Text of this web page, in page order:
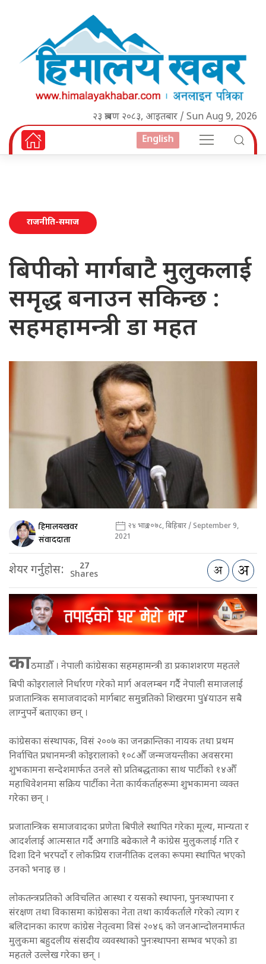
२३ श्रावण २०८३, आइतबार / Sun Aug 9, 2026
English
राजनीति-समाज
बिपीको मार्गबाटै मुलुकलाई
समृद्ध बनाउन सकिन्छ :
सहमहामन्त्री डा महत
हिमालयखवर
संवाददाता
२४ भाद्र २०७८, बिहिबार / September 9,
2021
शेयर गर्नुहोस: 27
Shares
काठमाडौँ । नेपाली कांग्रेसका सहमहामन्त्री डा प्रकाशशरण महतले
बिपी कोइरालाले निर्धारण गरेको मार्ग अवलम्बन गर्दैै नेपाली समाजलाई
प्रजातान्त्रिक समाजवादको मार्गबाट समुन्नतिको शिखरमा पु¥याउन सबै
लाग्नुपर्ने बताएका छन् ।
कांग्रेसका संस्थापक, विसं २००७ का जनक्रान्तिका नायक तथा प्रथम
निर्वाचित प्रधानमन्त्री कोइरालाको १०८औँ जन्मजयन्तीका अवसरमा
शुभकामना सन्देशमार्फत उनले सो प्रतिबद्धताका साथ पार्टीको १४औँ
महाधिवेशनमा सक्रिय पार्टीका नेता कार्यकर्ताहरूमा शुभकामना व्यक्त
गरेका छन् ।
प्रजातान्त्रिक समाजवादका प्रणेता बिपीले स्थापित गरेका मूल्य, मान्यता र
आदर्शलाई आत्मसात गर्दै अगाडि बढेकाले नै कांग्रेस मुलुकलाई गति र
दिशा दिने भरपर्दो र लोकप्रिय राजनीतिक दलका रूपमा स्थापित भएको
उनको भनाइ छ ।
लोकतन्त्रप्रतिको अविचलित आस्था र यसको स्थापना, पुनःस्थापना र
संरक्षण तथा विकासमा कांग्रेसका नेता तथा कार्यकर्ताले गरेको त्याग र
बलिदानका कारण कांग्रेस नेतृत्वमा विसं २०४६ को जनआन्दोलनमार्फत
मुलुकमा बहुदलीय संसदीय व्यवस्थाको पुनःस्थापना सम्भव भएको डा
महतले उल्लेख गरेका छन् ।